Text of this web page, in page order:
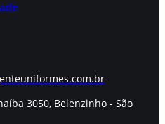
3050, Belenzinho - São